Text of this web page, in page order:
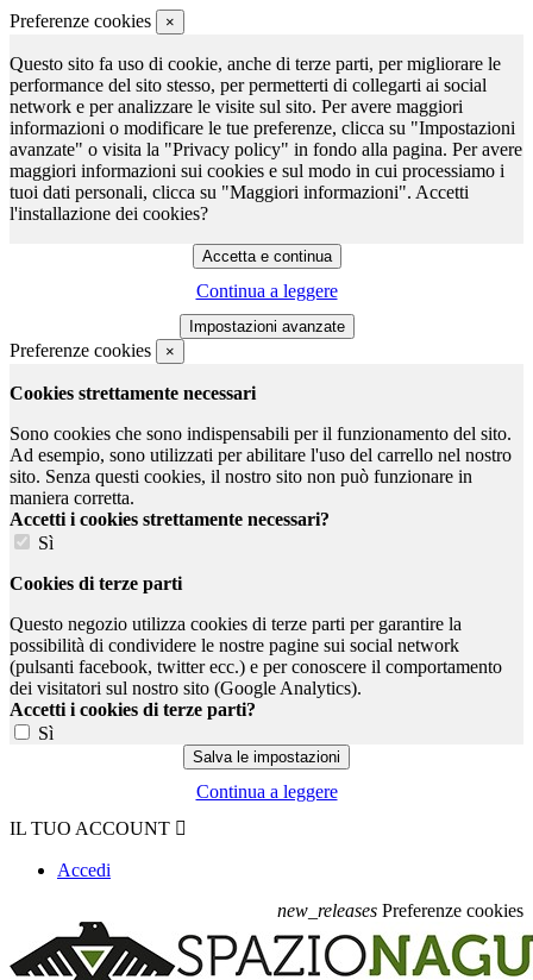
Preferenze cookies ×
Questo sito fa uso di cookie, anche di terze parti, per migliorare le
performance del sito stesso, per permetterti di collegarti ai social
network e per analizzare le visite sul sito. Per avere maggiori
informazioni o modificare le tue preferenze, clicca su "Impostazioni
avanzate" o visita la "Privacy policy" in fondo alla pagina. Per avere
maggiori informazioni sui cookies e sul modo in cui processiamo i
tuoi dati personali, clicca su "Maggiori informazioni". Accetti
l'installazione dei cookies?
Continua a leggere
Preferenze cookies ×
Cookies strettamente necessari
Sono cookies che sono indispensabili per il funzionamento del sito.
Ad esempio, sono utilizzati per abilitare l'uso del carrello nel nostro
sito. Senza questi cookies, il nostro sito non può funzionare in
maniera corretta.
Accetti i cookies strettamente necessari?
Sì
Cookies di terze parti
Questo negozio utilizza cookies di terze parti per garantire la
possibilità di condividere le nostre pagine sui social network
(pulsanti facebook, twitter ecc.) e per conoscere il comportamento
dei visitatori sul nostro sito (Google Analytics).
Accetti i cookies di terze parti?
Sì
Continua a leggere
IL TUO ACCOUNT 
Accedi
new_releases Preferenze cookies